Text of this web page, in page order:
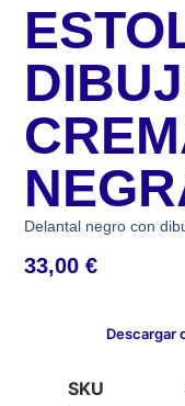
Delantal negro con
33,00€
Descargar
SKU